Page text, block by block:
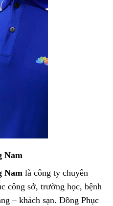
Nam
Nam là công ty chuyên
công sở, trường học, bệnh
– khách sạn. Đồng Phục